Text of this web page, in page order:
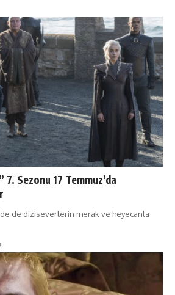
Sezonu 17 Temmuz’da
de diziseverlerin merak ve heyecanla